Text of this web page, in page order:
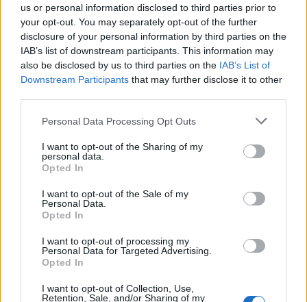
us or personal information disclosed to third parties prior to
your opt-out. You may separately opt-out of the further
disclosure of your personal information by third parties on the
IAB’s list of downstream participants. This information may
also be disclosed by us to third parties on the IAB’s List of
Downstream Participants that may further disclose it to other
Personal Data Processing Opt Outs
I want to opt-out of the Sharing of my
personal data.
Opted In
I want to opt-out of the Sale of my
Personal Data.
Opted In
I want to opt-out of processing my
Personal Data for Targeted Advertising.
Opted In
I want to opt-out of Collection, Use,
Retention, Sale, and/or Sharing of my
de médicos en especialidades y territorios clave según
ANÁLISIS